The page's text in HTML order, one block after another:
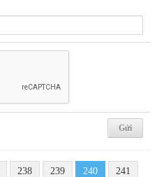
238 239 240 241